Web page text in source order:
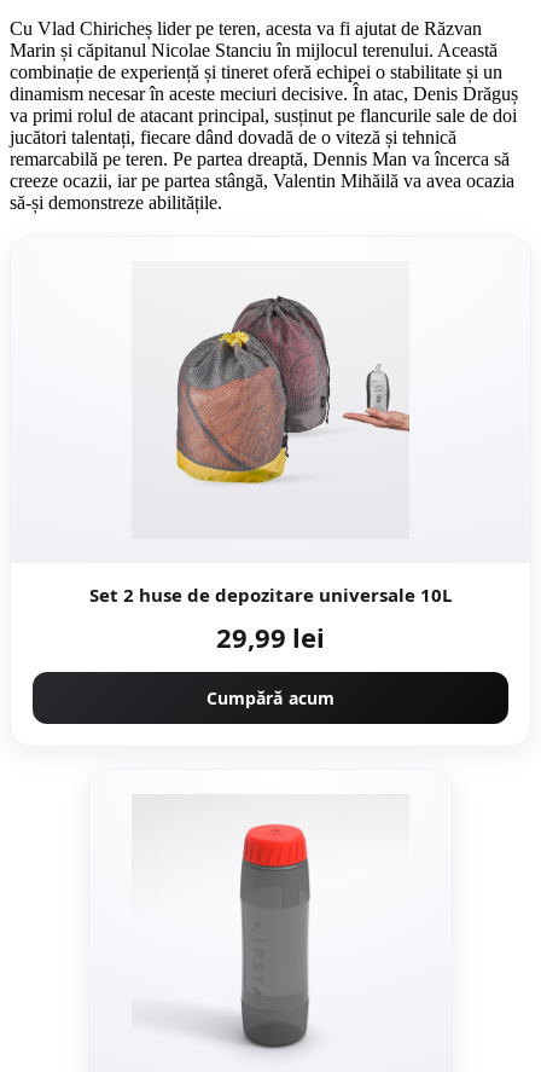
Cu Vlad Chiricheș lider pe teren, acesta va fi ajutat de Răzvan
Marin și căpitanul Nicolae Stanciu în mijlocul terenului. Această
combinație de experiență și tineret oferă echipei o stabilitate și un
dinamism necesar în aceste meciuri decisive. În atac, Denis Drăguș
va primi rolul de atacant principal, susținut pe flancurile sale de doi
jucători talentați, fiecare dând dovadă de o viteză și tehnică
remarcabilă pe teren. Pe partea dreaptă, Dennis Man va încerca să
creeze ocazii, iar pe partea stângă, Valentin Mihăilă va avea ocazia
să-și demonstreze abilitățile.
Set 2 huse de depozitare universale 10L
29,99 lei
Cumpără acum